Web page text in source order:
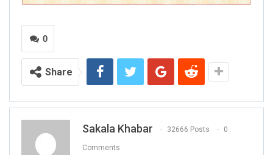
0
Share
Sakala Khabar 32666 Posts 0
Comments